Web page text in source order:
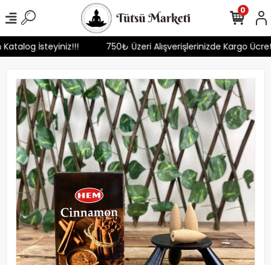
Katalog İsteyiniz!!! 750₺ Üzeri Alışverişlerinizde Kargo
0